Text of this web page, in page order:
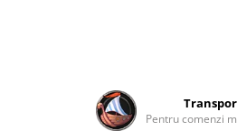
Pentru comenzi